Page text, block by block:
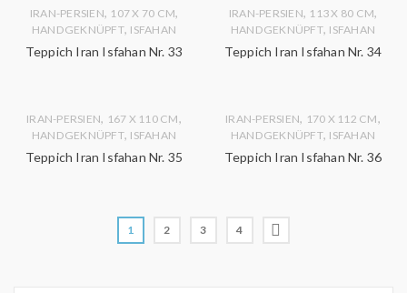
IRAN-PERSIEN, 107 X 70 CM,
HANDGEKNÜPFT, ISFAHAN
Teppich Iran Isfahan Nr. 33
IRAN-PERSIEN, 113 X 80 CM,
HANDGEKNÜPFT, ISFAHAN
Teppich Iran Isfahan Nr. 34
IRAN-PERSIEN, 167 X 110 CM,
HANDGEKNÜPFT, ISFAHAN
Teppich Iran Isfahan Nr. 35
IRAN-PERSIEN, 170 X 112 CM,
HANDGEKNÜPFT, ISFAHAN
Teppich Iran Isfahan Nr. 36
1 2 3 4